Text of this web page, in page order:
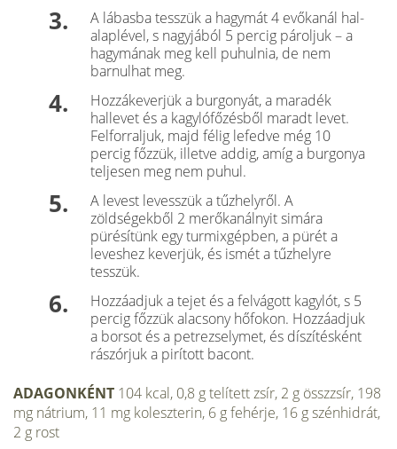
A lábasba tesszük a hagymát 4 evőkanál hal­
alaplével, s nagyjából 5 percig pároljuk – a
hagy­mának meg kell puhulnia, de nem
barnulhat meg.
Hozzákeverjük a burgonyát, a maradék
hallevet és a kagylófőzésből maradt levet.
Felforraljuk, majd félig lefedve még 10
percig főzzük, illetve addig, amíg a burgonya
teljesen meg nem puhul.
A levest levesszük a tűzhelyről. A
zöldségekből 2 merőkanálnyit simára
pürésítünk egy turmixgép­ben, a pürét a
leveshez keverjük, és ismét a tűz­helyre
tesszük.
Hozzáadjuk a tejet és a felvágott kagylót, s 5
percig főzzük alacsony hőfokon. Hozzáadjuk
a borsot és a petrezselymet, és díszítésként
rászórjuk a pirított bacont.
ADAGONKÉNT 104 kcal, 0,8 g telített zsír, 2 g összzsír, 198
mg nátrium, 11 mg koleszterin, 6 g fehérje, 16 g szénhidrát,
2 g rost